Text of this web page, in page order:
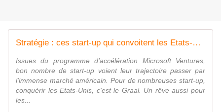
Stratégie : ces start-up qui convoitent les Etats-Unis
Issues du programme d'accélération Microsoft Ventures,
bon nombre de start-up voient leur trajectoire passer par
l'immense marché américain. Pour de nombreuses start-up,
conquérir les Etats-Unis, c'est le Graal. Un rêve aussi pour
les...